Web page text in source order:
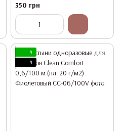
350 грн
4
4